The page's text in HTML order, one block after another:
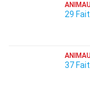
29
37